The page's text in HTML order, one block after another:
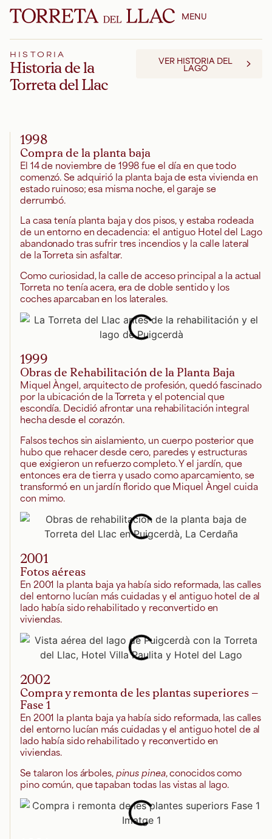
MENU
HISTORIA
Historia de la
Torreta del Llac
VER HISTORIA DEL
LAGO
1998
Compra de la planta baja
El 14 de noviembre de 1998 fue el día en que todo
comenzó. Se adquirió la planta baja de esta vivienda en
estado ruinoso; esa misma noche, el garaje se
derrumbó.
La casa tenía planta baja y dos pisos, y estaba rodeada
de un entorno en decadencia: el antiguo Hotel del Lago
abandonado tras sufrir tres incendios y la calle lateral
de la Torreta sin asfaltar.
Como curiosidad, la calle de acceso principal a la actual
Torreta no tenía acera, era de doble sentido y los
coches aparcaban en los laterales.
1999
Obras de Rehabilitación de la Planta Baja
Miquel Àngel, arquitecto de profesión, quedó fascinado
por la ubicación de la Torreta y el potencial que
escondía. Decidió afrontar una rehabilitación integral
hecha desde el corazón.
Falsos techos sin aislamiento, un cuerpo posterior que
hubo que rehacer desde cero, paredes y estructuras
que exigieron un refuerzo completo. Y el jardín, que
entonces era de tierra y usado como aparcamiento, se
transformó en un jardín florido que Miquel Àngel cuida
con mimo.
2001
Fotos aéreas
En 2001 la planta baja ya había sido reformada, las calles
del entorno lucían más cuidadas y el antiguo hotel de al
lado había sido rehabilitado y reconvertido en
viviendas.
2002
Compra y remonta de les plantas superiores –
Fase 1
En 2001 la planta baja ya había sido reformada, las calles
del entorno lucían más cuidadas y el antiguo hotel de al
lado había sido rehabilitado y reconvertido en
viviendas.
Se talaron los árboles,pinus pinea, conocidos como
pino común, que tapaban todas las vistas al lago.